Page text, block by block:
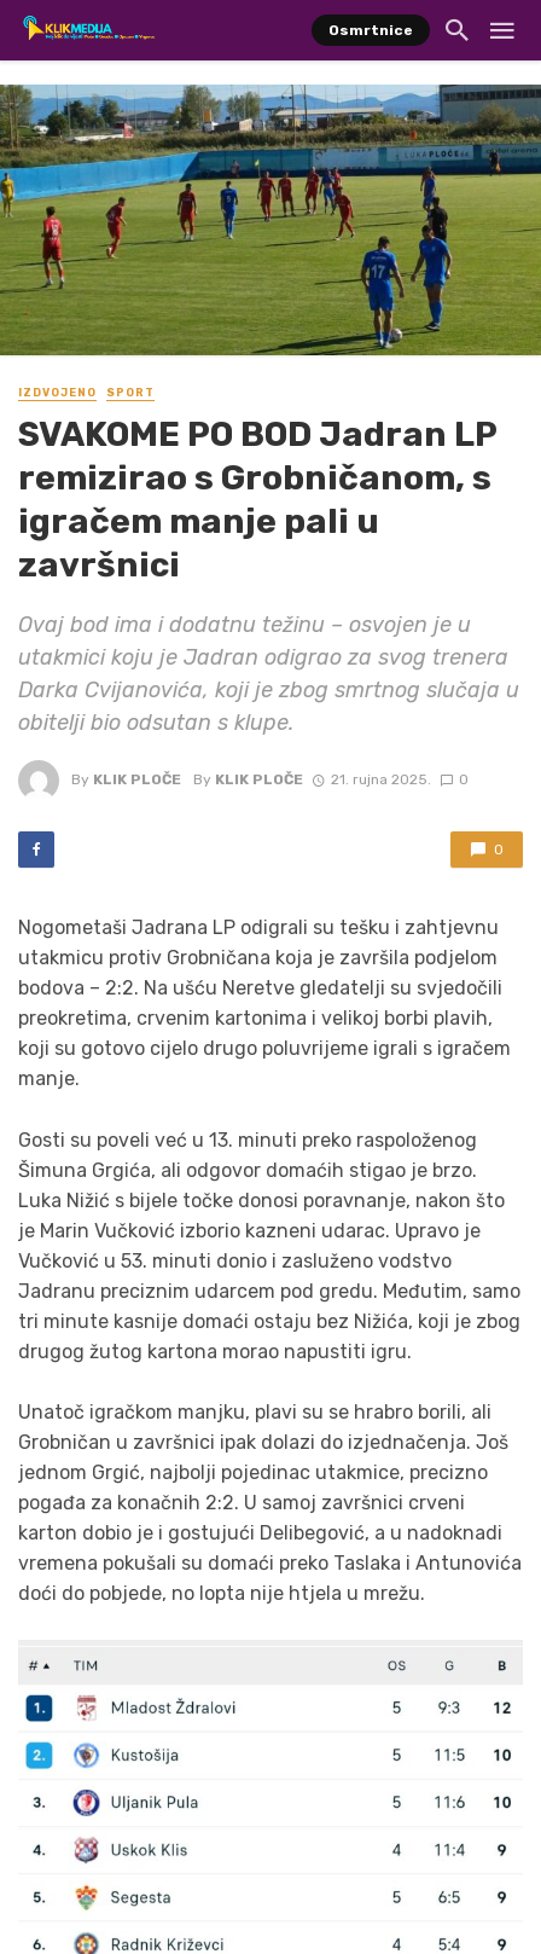
Osmrtnice
IZDVOJENO SPORT
SVAKOME PO BOD Jadran LP
remizirao s Grobničanom, s
igračem manje pali u
završnici
Ovaj bod ima i dodatnu težinu – osvojen je u
utakmici koju je Jadran odigrao za svog trenera
Darka Cvijanovića, koji je zbog smrtnog slučaja u
obitelji bio odsutan s klupe.
By KLIK PLOČE By KLIK PLOČE 21. rujna 2025. 0
0
Nogometaši Jadrana LP odigrali su tešku i zahtjevnu
utakmicu protiv Grobničana koja je završila podjelom
bodova – 2:2. Na ušću Neretve gledatelji su svjedočili
preokretima, crvenim kartonima i velikoj borbi plavih,
koji su gotovo cijelo drugo poluvrijeme igrali s igračem
manje.
Gosti su poveli već u 13. minuti preko raspoloženog
Šimuna Grgića, ali odgovor domaćih stigao je brzo.
Luka Nižić s bijele točke donosi poravnanje, nakon što
je Marin Vučković izborio kazneni udarac. Upravo je
Vučković u 53. minuti donio i zasluženo vodstvo
Jadranu preciznim udarcem pod gredu. Međutim, samo
tri minute kasnije domaći ostaju bez Nižića, koji je zbog
drugog žutog kartona morao napustiti igru.
Unatoč igračkom manjku, plavi su se hrabro borili, ali
Grobničan u završnici ipak dolazi do izjednačenja. Još
jednom Grgić, najbolji pojedinac utakmice, precizno
pogađa za konačnih 2:2. U samoj završnici crveni
karton dobio je i gostujući Delibegović, a u nadoknadi
vremena pokušali su domaći preko Taslaka i Antunovića
doći do pobjede, no lopta nije htjela u mrežu.